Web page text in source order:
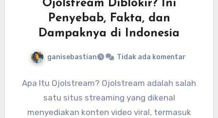
Ojolstream Diblokir? Ini
Penyebab, Fakta, dan
Dampaknya di Indonesia
ganisebastian Tidak ada komentar
Apa Itu Ojolstream? Ojolstream adalah salah
satu situs streaming yang dikenal
menyediakan konten video viral, termasuk